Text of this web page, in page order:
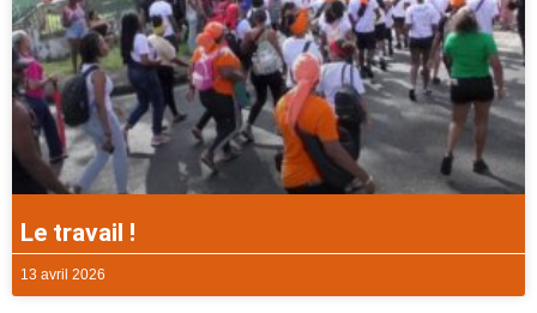
Le travail !
13 avril 2026